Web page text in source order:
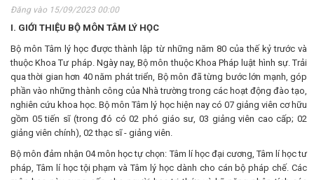
Đăng vào 15/09/2023 00:00
I. GIỚI THIỆU BỘ MÔN TÂM LÝ HỌC
Bộ môn Tâm lý học được thành lập từ những năm 80 của thế kỷ trước và
thuộc Khoa Tư pháp. Ngày nay, Bộ môn thuộc Khoa Pháp luật hình sự. Trải
qua thời gian hơn 40 năm phát triển, Bộ môn đã từng bước lớn mạnh, góp
phần vào những thành công của Nhà trường trong các hoạt động đào tạo,
nghiên cứu khoa học. Bộ môn Tâm lý học hiện nay có 07 giảng viên cơ hữu
gồm 05 tiến sĩ (trong đó có 02 phó giáo sư, 03 giảng viên cao cấp; 02
giảng viên chính), 02 thạc sĩ - giảng viên.
Bộ môn đảm nhận 04 môn học tự chọn: Tâm lí học đại cương, Tâm lí học tư
pháp, Tâm lí học tội phạm và Tâm lý học dành cho cán bộ pháp chế. Các